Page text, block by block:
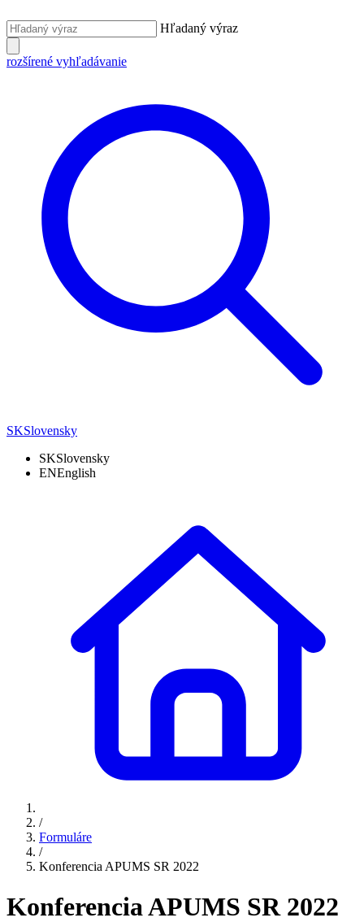
Hľadaný výraz
rozšírené vyhľadávanie
SKSlovensky
SKSlovensky
ENEnglish
/
Formuláre
/
Konferencia APUMS SR 2022
Konferencia APUMS SR 2022